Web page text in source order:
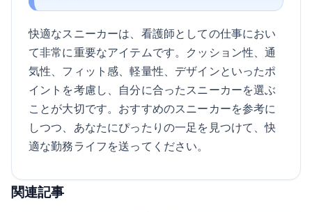
快適なスニーカーは、看護師としての仕事におい
て非常に重要なアイテムです。クッション性、通
気性、フィット感、軽量性、デザインといったポ
イントを考慮し、自分に合ったスニーカーを選ぶ
ことが大切です。おすすめのスニーカーを参考に
しつつ、あなたにぴったりの一足を見つけて、快
適な勤務ライフを送ってください。
関連記事